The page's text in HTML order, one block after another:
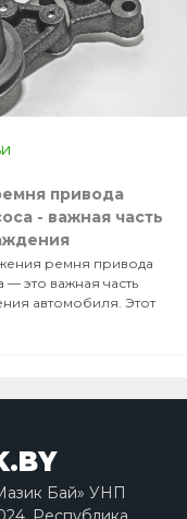
привода
- важная часть
ремня привода
— это важная часть
автомобиля. Этот
Бай» УНП